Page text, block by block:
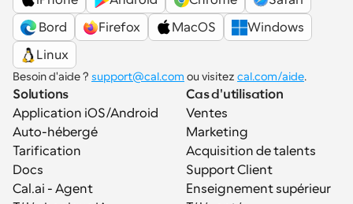
Bord
Firefox MacOS
Windows
Linux
Besoin d'aide ? support@cal.com ou visitez cal.com/aide.
Solutions
Application iOS/Android
Auto-hébergé
Tarification
Docs
Cal.ai - Agent
Cas d'utilisation
Ventes
Marketing
Acquisition de talents
Support Client
Enseignement supérieur